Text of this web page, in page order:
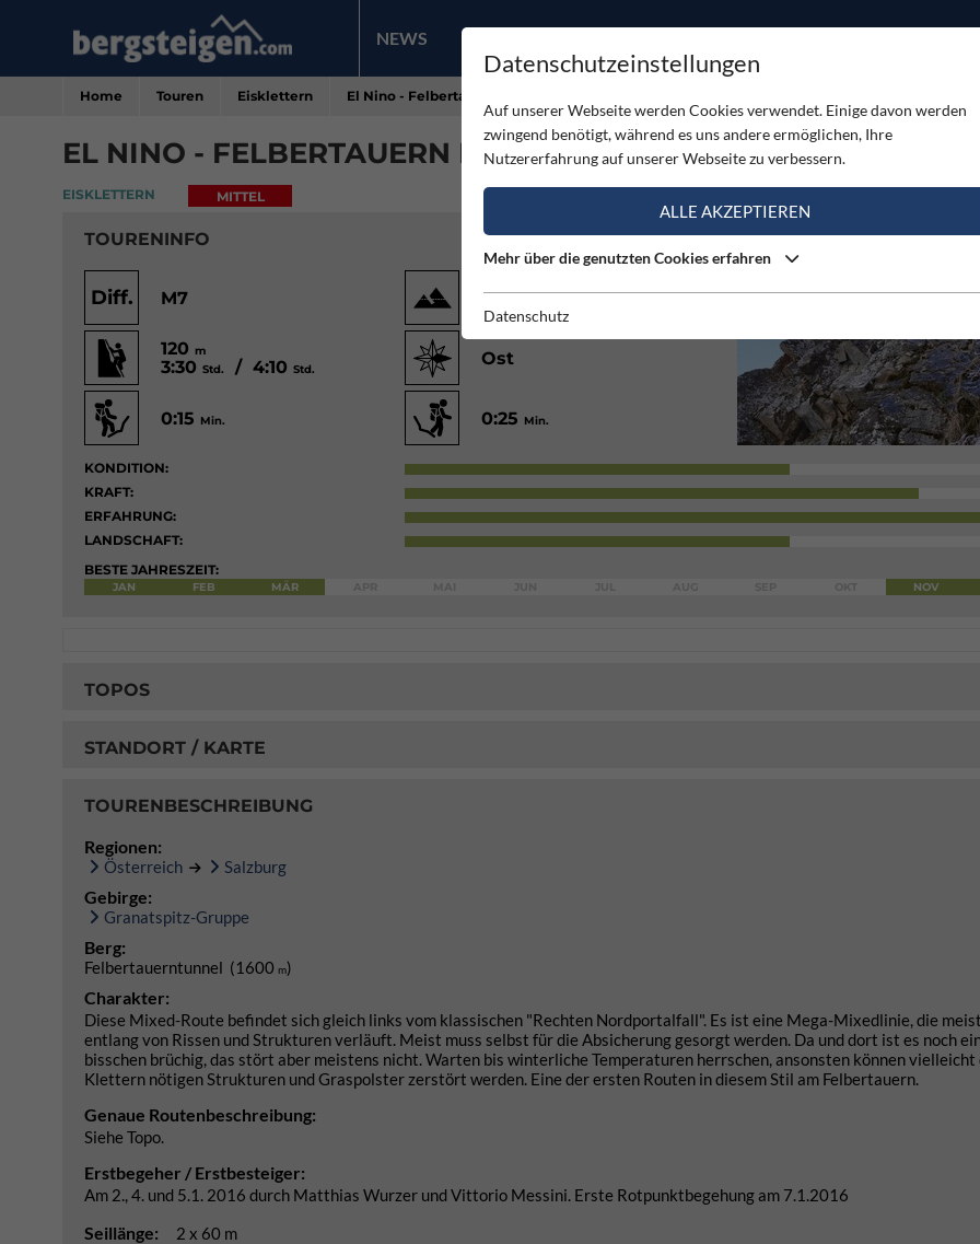
NEWS PRODUKTE
Home Touren Eisklettern El Nino - Felbertauern Nord
EL NINO - FELBERTAUERN NORD
EISKLETTERN MITTEL
TOURENINFO
Diff. M7 1600
120m
3:30Std. / 4:10Std.
Ost
0:15 Min. 0:25 Min.
KONDITION:
KRAFT:
ERFAHRUNG:
LANDSCHAFT:
BESTE JAHRESZEIT:
JAN FEB MÄR NOV
TOPOS
STANDORT / KARTE
TOURENBESCHREIBUNG
Regionen:
Österreich Salzburg
Gebirge:
Granatspitz-Gruppe
Berg:
Felbertauerntunnel (1600 m)
Charakter:
Diese Mixed-Route befindet sich gleich links vom klassischen "Rechten Nordportalfall". Es ist eine Mega-Mixedlinie, die
entlang von Rissen und Strukturen verläuft. Meist muss selbst für die Absicherung gesorgt werden. Da und dort ist es noch
bisschen brüchig, das stört aber meistens nicht. Warten bis winterliche Temperaturen herrschen, ansonsten können vielleicht
Klettern nötigen Strukturen und Graspolster zerstört werden. Eine der ersten Routen in diesem Stil am Felbertauern.
Genaue Routenbeschreibung:
Siehe Topo.
Erstbegeher / Erstbesteiger:
Am 2., 4. und 5.1. 2016 durch Matthias Wurzer und Vittorio Messini. Erste Rotpunktbegehung am 7.1.2016
Seillänge: 2 x 60 m
Datenschutzeinstellungen
Auf unserer Webseite werden Cookies verwendet. Einige davon werden
zwingend benötigt, während es uns andere ermöglichen, Ihre
Nutzererfahrung auf unserer Webseite zu verbessern.
ALLE AKZEPTIEREN
Mehr über die genutzten Cookies erfahren
Datenschutz